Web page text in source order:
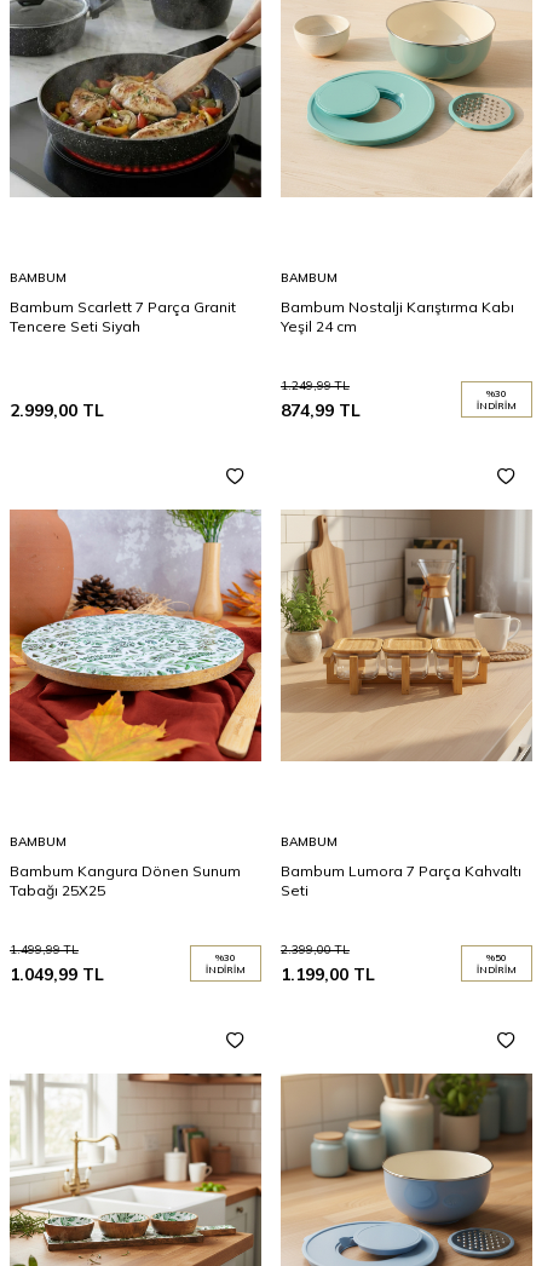
BAMBUM
Bambum Scarlett 7 Parça Granit
Tencere Seti Siyah
2.999,00 TL
BAMBUM
Bambum Nostalji Karıştırma Kabı
Yeşil 24 cm
1.249,99TL
874,99 TL
%30
İNDIRIM
BAMBUM
Bambum Kangura Dönen Sunum
Tabağı 25X25
1.499,99TL
1.049,99 TL
%30
İNDIRIM
BAMBUM
Bambum Lumora 7 Parça Kahvaltı
Seti
2.399,00TL
1.199,00 TL
%50
İNDIRIM